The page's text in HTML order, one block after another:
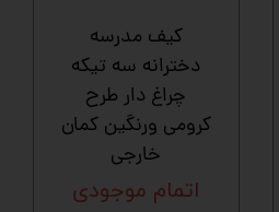
کیف مدرسه
دخترانه سه تیکه
چراغ دار طرح
کرومی ورنگین کمان
خارجی
اتمام موجودی